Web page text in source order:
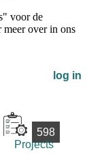
voor de
meer over in ons
log in
598
Projects